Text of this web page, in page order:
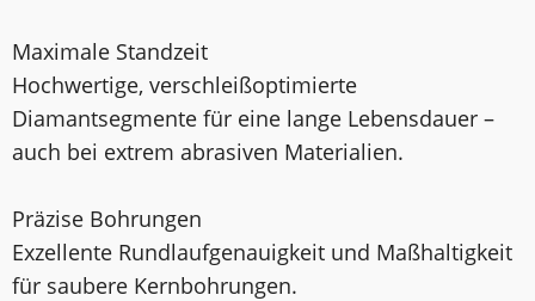
Maximale Standzeit
Hochwertige, verschleißoptimierte
Diamantsegmente für eine lange Lebensdauer –
auch bei extrem abrasiven Materialien.
Präzise Bohrungen
Exzellente Rundlaufgenauigkeit und Maßhaltigkeit
für saubere Kernbohrungen.